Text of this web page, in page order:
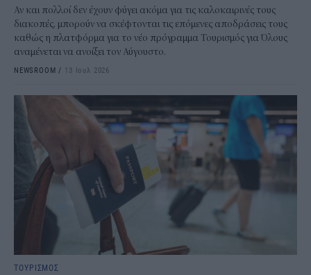
Αν και πολλοί δεν έχουν φύγει ακόμα για τις καλοκαιρινές τους
διακοπές, μπορούν να σκέφτονται τις επόμενες αποδράσεις τους
καθώς η πλατφόρμα για το νέο πρόγραμμα Τουρισμός για Όλους
αναμένεται να ανοίξει τον Αύγουστο.
NEWSROOM / 13 Ιουλ 2026
ΤΟΥΡΙΣΜΟΣ